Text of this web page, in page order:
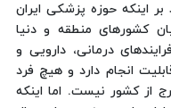
اینکه حوزه پزشکی ایران
کشورهای منطقه و دنیا
درمانی، دارویی و
انجام دارد و هیچ فرد
از کشور نیست. اما اینکه